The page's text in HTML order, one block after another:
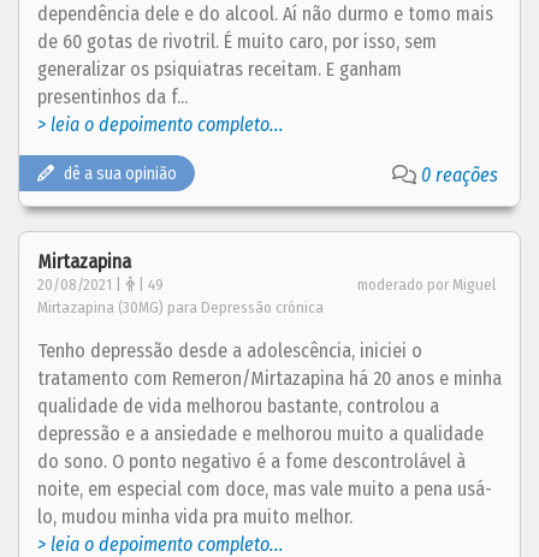
dependência dele e do alcool. Aí não durmo e tomo mais
de 60 gotas de rivotril. É muito caro, por isso, sem
generalizar os psiquiatras receitam. E ganham
presentinhos da f...
> leia o depoimento completo...
dê a sua opinião 0 reações
Mirtazapina
20/08/2021 | | 49
moderado por Miguel
Mirtazapina (30MG) para Depressão crónica
Tenho depressão desde a adolescência, iniciei o
tratamento com Remeron/Mirtazapina há 20 anos e minha
qualidade de vida melhorou bastante, controlou a
depressão e a ansiedade e melhorou muito a qualidade
do sono. O ponto negativo é a fome descontrolável à
noite, em especial com doce, mas vale muito a pena usá-
lo, mudou minha vida pra muito melhor.
> leia o depoimento completo...